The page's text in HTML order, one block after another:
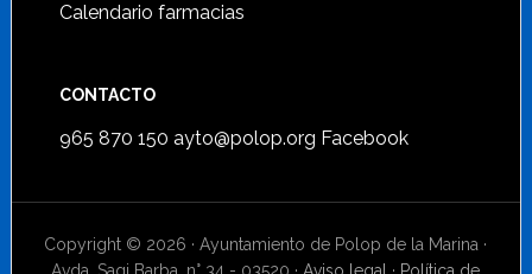
Calendario farmacias
CONTACTO
965 870 150 ayto@polop.org Facebook
Copyright © 2026 · Ayuntamiento de Polop de la Marina ·